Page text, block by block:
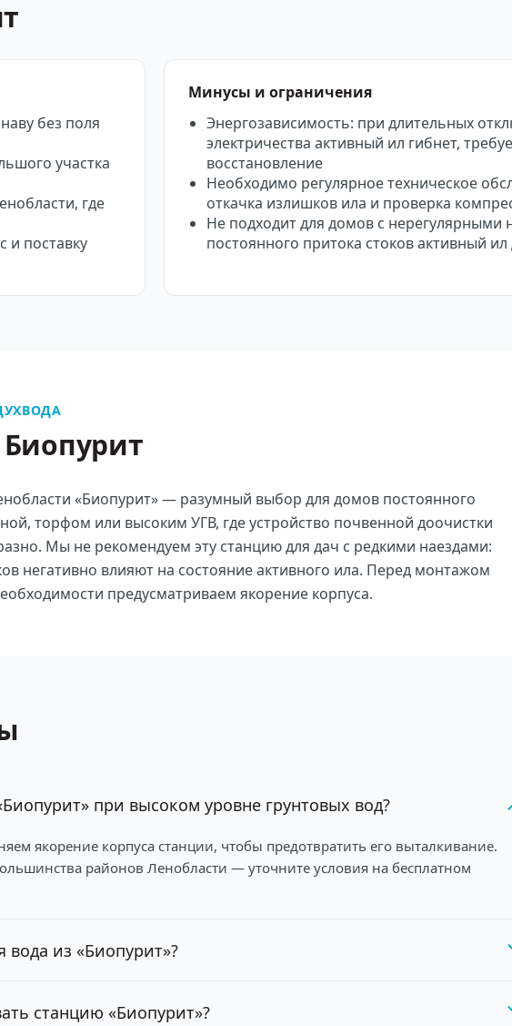
без поля
участка
где
и поставку
Минусы и ограничения
Энергозависимость: при длительных
электричества активный ил гибнет,
восстановление
Необходимо регулярное техническое
откачка излишков ила и проверка
Не подходит для домов с нерегулярными
постоянного притока стоков активный ил
«Биопурит» — разумный выбор для домов постоянного
торфом или высоким УГВ, где устройство почвенной доочистки
Мы не рекомендуем эту станцию для дач с редкими наездами:
негативно влияют на состояние активного ила. Перед монтажом
предусматриваем якорение корпуса.
при высоком уровне грунтовых вод?
якорение корпуса станции, чтобы предотвратить его выталкивание.
районов Ленобласти — уточните условия на бесплатном
вода из «Биопурит»?
станцию «Биопурит»?